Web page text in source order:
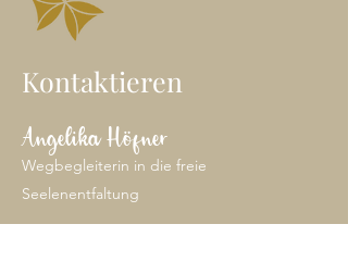
Kontaktieren
Angelika Höfner
Wegbegleiterin in die freie
Seelenentfaltung